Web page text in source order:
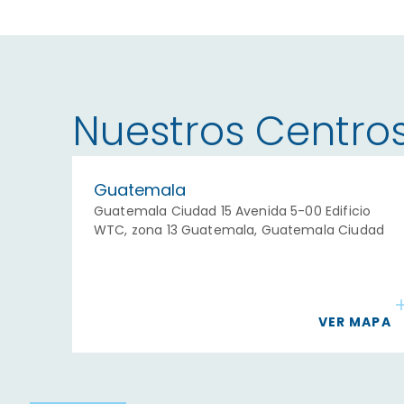
Nuestros
Guatemala
Guatemala Ciudad 15 Avenida 5-00 Edificio
WTC, zona 13 Guatemala, Guatemala Ciudad
VER MAPA